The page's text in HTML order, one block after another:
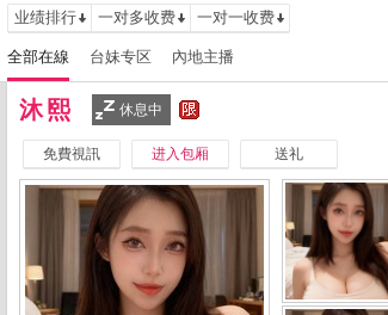
业绩排行 一对多收费 一对一收费
全部在線 台妹专区 內地主播
沐熙 休息中
免費視訊 进入包厢 送礼